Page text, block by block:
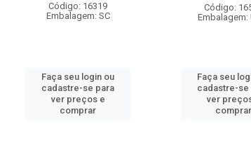
Código: 16319
Embalagem: SC
Faça seu login ou
cadastre-se para
ver preços e
comprar
Código:
Embalagem:
Faça seu
cadastre-se
ver
comprar